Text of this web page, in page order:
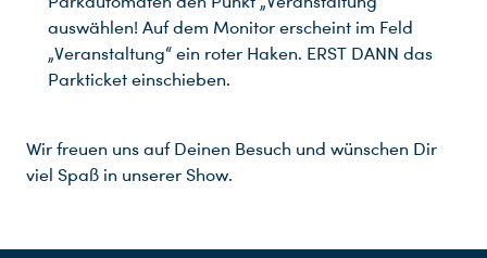
auswählen! Auf dem Monitor erscheint im Feld
„Veranstaltung“ ein roter Haken. ERST DANN das
Parkticket einschieben.
Wir freuen uns auf Deinen Besuch und wünschen Dir
viel Spaß in unserer Show.